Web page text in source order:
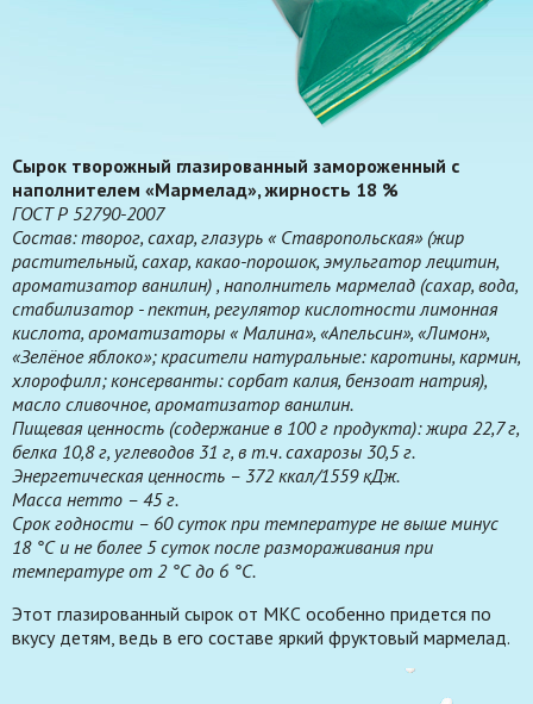
Сырок творожный глазированный замороженный с
наполнителем «Мармелад», жирность 18 %
ГОСТ Р 52790-2007
Состав: творог, сахар, глазурь « Ставропольская» (жир
растительный, сахар, какао-порошок, эмульгатор лецитин,
ароматизатор ванилин) , наполнитель мармелад (сахар, вода,
стабилизатор - пектин, регулятор кислотности лимонная
кислота, ароматизаторы « Малина», «Апельсин», «Лимон»,
«Зелёное яблоко»; красители натуральные: каротины, кармин,
хлорофилл; консерванты: сорбат калия, бензоат натрия),
масло сливочное, ароматизатор ванилин.
Пищевая ценность (содержание в 100 г продукта): жира 22,7 г,
белка 10,8 г, углеводов 31 г, в т.ч. сахарозы 30,5 г.
Энергетическая ценность – 372 ккал/1559 кДж.
Масса нетто – 45 г.
Срок годности – 60 суток при температуре не выше минус
18 °С и не более 5 суток после размораживания при
температуре от 2 °С до 6 °С.
Этот глазированный сырок от МКС особенно придется по
вкусу детям, ведь в его составе яркий фруктовый мармелад.